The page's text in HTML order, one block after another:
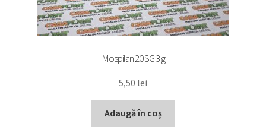
Mospilan 20 SG 3 g
5,50 lei
Adaugă în coș